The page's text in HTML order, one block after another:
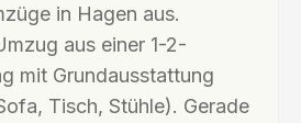
in Hagen aus.
aus einer 1-2-
mit Grundausstattung
Tisch, Stühle). Gerade